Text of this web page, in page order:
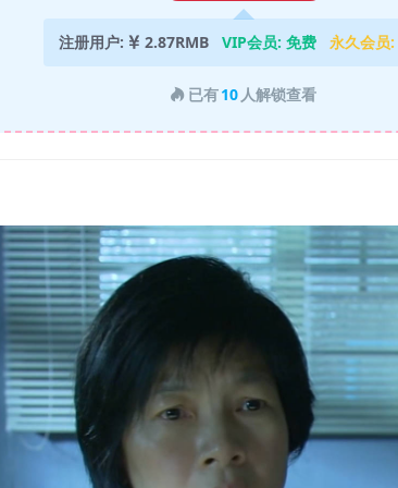
注册用户: 2.87RMB VIP会员: 免费 永久会员:
已有10 人解锁查看